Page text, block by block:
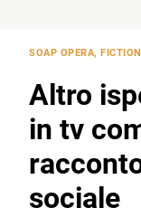
SOAP OPERA,
Altro
in tv
sociale